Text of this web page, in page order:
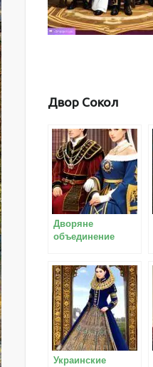
Двор Сокол
Дворяне
объединение
Украинские